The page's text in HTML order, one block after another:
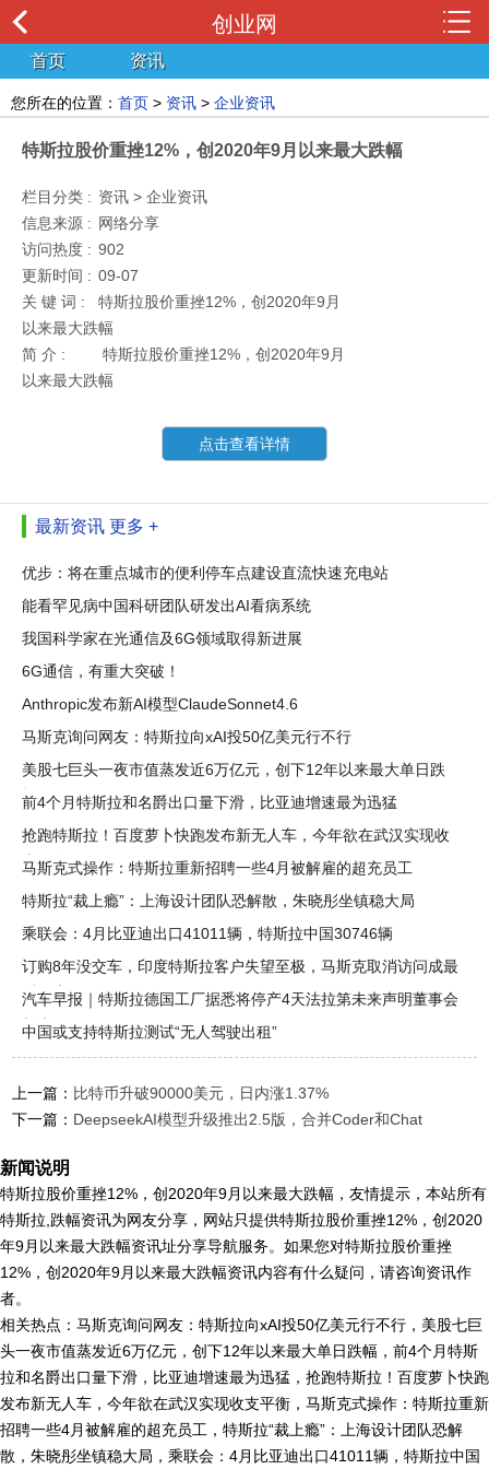
创业网
首页 资讯
您所在的位置： 首页 > 资讯 > 企业资讯
特斯拉股价重挫12%，创2020年9月以来最大跌幅
栏目分类 : 资讯 > 企业资讯
信息来源 : 网络分享
访问热度 : 902
更新时间 : 09-07
关 键 词 :
特斯拉股价重挫12%，创2020年9月
以来最大跌幅
简 介 :
特斯拉股价重挫12%，创2020年9月
以来最大跌幅
点击查看详情
最新资讯 更多 +
优步：将在重点城市的便利停车点建设直流快速充电站
能看罕见病中国科研团队研发出AI看病系统
我国科学家在光通信及6G领域取得新进展
6G通信，有重大突破！
Anthropic发布新AI模型ClaudeSonnet4.6
马斯克询问网友：特斯拉向xAI投50亿美元行不行
美股七巨头一夜市值蒸发近6万亿元，创下12年以来最大单日跌
幅
前4个月特斯拉和名爵出口量下滑，比亚迪增速最为迅猛
抢跑特斯拉！百度萝卜快跑发布新无人车，今年欲在武汉实现收
支平衡
马斯克式操作：特斯拉重新招聘一些4月被解雇的超充员工
特斯拉“裁上瘾”：上海设计团队恐解散，朱晓彤坐镇稳大局
乘联会：4月比亚迪出口41011辆，特斯拉中国30746辆
订购8年没交车，印度特斯拉客户失望至极，马斯克取消访问成最
后一击
汽车早报｜特斯拉德国工厂据悉将停产4天法拉第未来声明董事会
并未
中国或支持特斯拉测试“无人驾驶出租”
上一篇： 比特币升破90000美元，日内涨1.37%
下一篇： DeepseekAI模型升级推出2.5版，合并Coder和Chat
新闻说明
特斯拉股价重挫12%，创2020年9月以来最大跌幅，友情提示，本站所有
特斯拉,跌幅资讯为网友分享，网站只提供特斯拉股价重挫12%，创2020
年9月以来最大跌幅资讯址分享导航服务。如果您对特斯拉股价重挫
12%，创2020年9月以来最大跌幅资讯内容有什么疑问，请咨询资讯作
者。
相关热点：马斯克询问网友：特斯拉向xAI投50亿美元行不行，美股七巨
头一夜市值蒸发近6万亿元，创下12年以来最大单日跌幅，前4个月特斯
拉和名爵出口量下滑，比亚迪增速最为迅猛，抢跑特斯拉！百度萝卜快跑
发布新无人车，今年欲在武汉实现收支平衡，马斯克式操作：特斯拉重新
招聘一些4月被解雇的超充员工，特斯拉“裁上瘾”：上海设计团队恐解
散，朱晓彤坐镇稳大局，乘联会：4月比亚迪出口41011辆，特斯拉中国